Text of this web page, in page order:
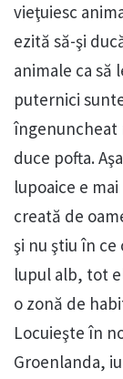
vieţuiesc
ezită să-şi
animale ca să
puternici
îngenuncheat
duce pofta.
lupoaice e
creată de
şi nu ştiu în ce
lupul alb, tot
o zonă de
Locuieşte în
Groenlanda,